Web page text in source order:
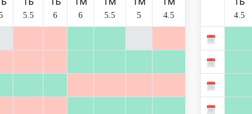
5.5
6
6
5.5
5
4.5
4.5